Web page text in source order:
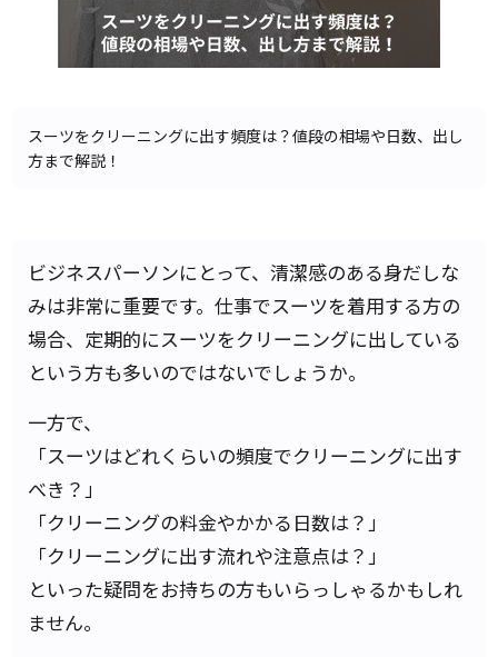
スーツをクリーニングに出す頻度は？値段の相場や日数、出し
方まで解説！
ビジネスパーソンにとって、清潔感のある身だしな
みは非常に重要です。仕事でスーツを着用する方の
場合、定期的にスーツをクリーニングに出している
という方も多いのではないでしょうか。
一方で、
「スーツはどれくらいの頻度でクリーニングに出す
べき？」
「クリーニングの料金やかかる日数は？」
「クリーニングに出す流れや注意点は？」
といった疑問をお持ちの方もいらっしゃるかもしれ
ません。